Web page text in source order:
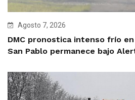
Agosto 7, 2026
DMC pronostica intenso frío
San Pablo permanece bajo